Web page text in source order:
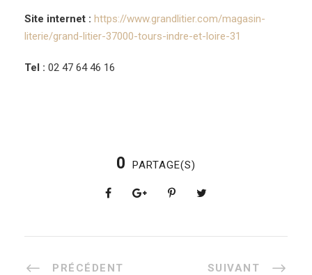
Site internet : https://www.grandlitier.com/magasin-
literie/grand-litier-37000-tours-indre-et-loire-31
Tel : 02 47 64 46 16
0 PARTAGE(S)
PRÉCÉDENT SUIVANT